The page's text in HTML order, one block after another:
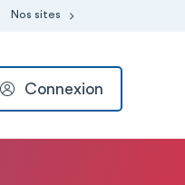
Nos sites
Connexion